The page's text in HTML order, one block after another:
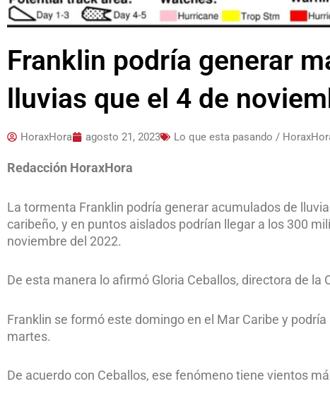
Franklin podría generar
lluvias que el 4 de
HoraxHora agosto 21, 2023 Lo que esta pasando /
Redacción HoraxHora
La tormenta Franklin podría generar acumulados de
caribeño, y en puntos aislados podrían llegar a los 300
noviembre del 2022.
De esta manera lo afirmó Gloria Ceballos, directora de
Franklin se formó este domingo en el Mar Caribe y
martes.
De acuerdo con Ceballos, ese fenómeno tiene vientos